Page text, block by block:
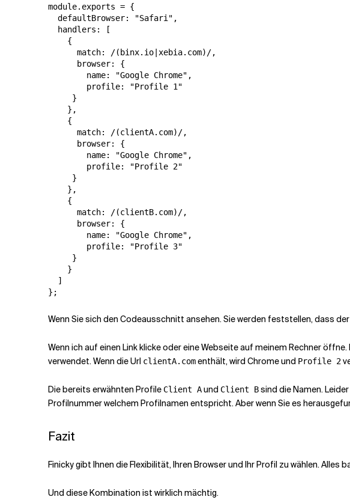
module.exports = {
  defaultBrowser: "Safari",
  handlers: [
    {
      match: /(binx.io|xebia.com)/,
      browser: {
        name: "Google Chrome",
        profile: "Profile 1"
     }
    },
    {
      match: /(clientA.com)/,
      browser: {
        name: "Google Chrome",
        profile: "Profile 2"
     }
    },
    {
      match: /(clientB.com)/,
      browser: {
        name: "Google Chrome",
        profile: "Profile 3"
     }
    }
  ]
Wenn Sie sich den Codeausschnitt ansehen. Sie werden feststellen, dass
Wenn ich auf einen Link klicke oder eine Webseite auf meinem Rechner
verwendet. Wenn die Url clientA.comenthält, wird Chrome und Profile 2
Die bereits erwähnten Profile Client Aund Client Bsind die Namen.
Profilnummer welchem Profilnamen entspricht. Aber wenn Sie es
Fazit
Finicky gibt Ihnen die Flexibilität, Ihren Browser und Ihr Profil zu wählen. Alles
Und diese Kombination ist wirklich mächtig.